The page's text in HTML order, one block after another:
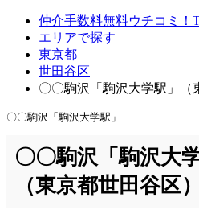
仲介手数料無料ウチコミ！
エリアで探す
東京都
世田谷区
〇〇駒沢「駒沢大学駅」（
〇〇駒沢「駒沢大学駅」
〇〇駒沢「駒沢大学
（東京都世田谷区）